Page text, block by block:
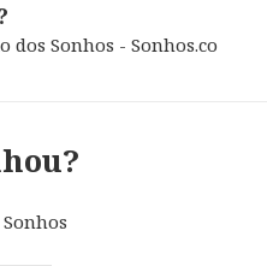
Sonhos - Sonhos.co